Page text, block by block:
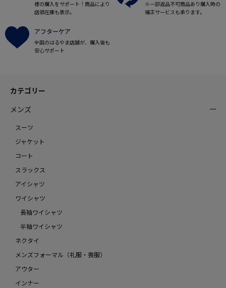
様の購入をサポート！商品により
店頭在庫も表示。
※一部返品不可商品あり購入時の
補正サービスも承ります。
アフターケア
全国のはるやま店舗が、購入後も
安心サポート
カテゴリー
メンズ
スーツ
ジャケット
コート
スラックス
アイシャツ
ワイシャツ
長袖ワイシャツ
半袖ワイシャツ
ネクタイ
メンズフォーマル（礼服・喪服）
アウター
インナー